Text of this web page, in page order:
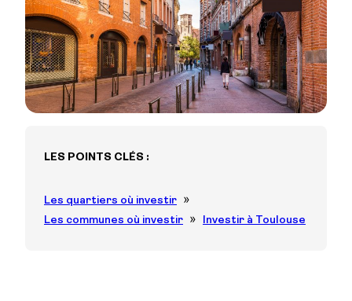
LES POINTS CLÉS :
Les quartiers où investir
Les communes où investir
Investir à Toulouse